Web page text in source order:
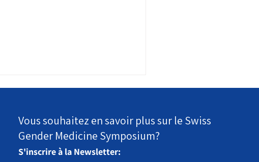
Vous souhaitez en savoir plus sur le Swiss
Gender Medicine Symposium?
S'inscrire à la Newsletter: